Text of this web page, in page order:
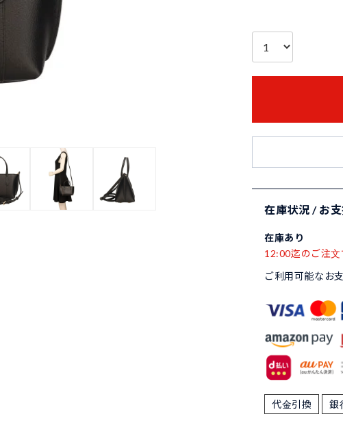
在庫状況 / お
在庫あり
12:00迄のご注
ご利用可能なお
代金引換 銀